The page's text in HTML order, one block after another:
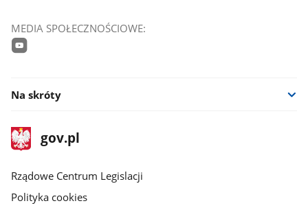
MEDIA SPOŁECZNOŚCIOWE:
Na skróty
stopka
gov.plStrona
gov.pl
Rządowe Centrum Legislacji
Polityka cookies